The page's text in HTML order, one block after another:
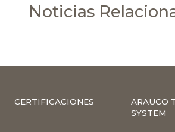
Noticias
CERTIFICACIONES
ARAUCO
SYSTEM